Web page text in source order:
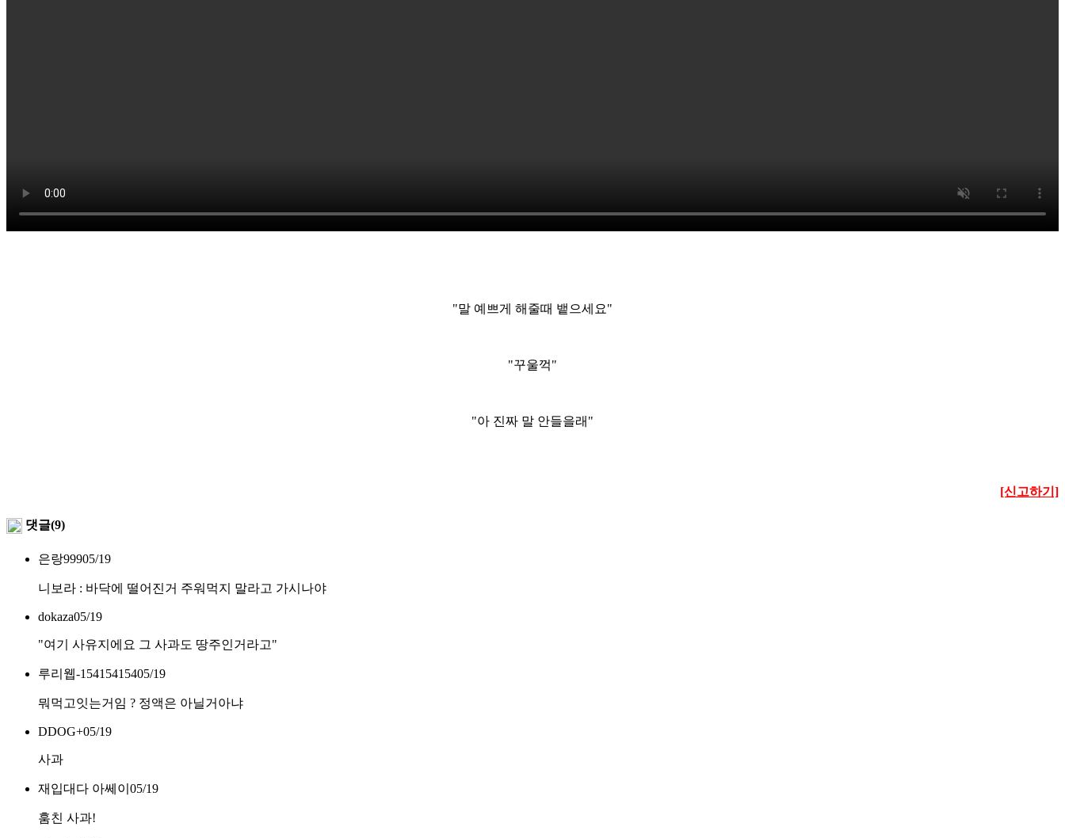
"말 예쁘게 해줄때 뱉으세요"
"꾸울꺽"
"아 진짜 말 안들을래"
[신고하기]
댓글(9)
은랑99905/19
니보라 : 바닥에 떨어진거 주워먹지 말라고 가시나야
dokaza05/19
"여기 사유지에요 그 사과도 땅주인거라고"
루리웹-15415415405/19
뭐먹고잇는거임 ? 정액은 아닐거아냐
DDOG+05/19
사과
재입대다 아쎄이 05/19
훔친 사과!